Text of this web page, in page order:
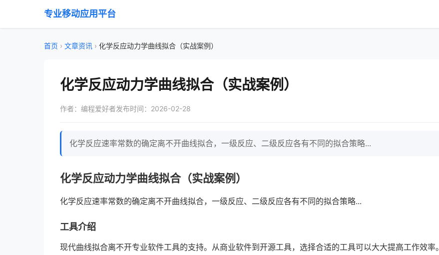
专业移动应用平台
首页 › 文章资讯 › 化学反应动力学曲线拟合（实战案例）
化学反应动力学曲线拟合（实战案例）
作者：编程爱好者发布时间：2026-02-28
化学反应速率常数的确定离不开曲线拟合，一级反应、二级反应各有不同的拟合策略...
化学反应动力学曲线拟合（实战案例）
化学反应速率常数的确定离不开曲线拟合，一级反应、二级反应各有不同的拟合策略...
工具介绍
现代曲线拟合离不开专业软件工具的支持。从商业软件到开源工具，选择合适的工具可以大大提高工作效率。